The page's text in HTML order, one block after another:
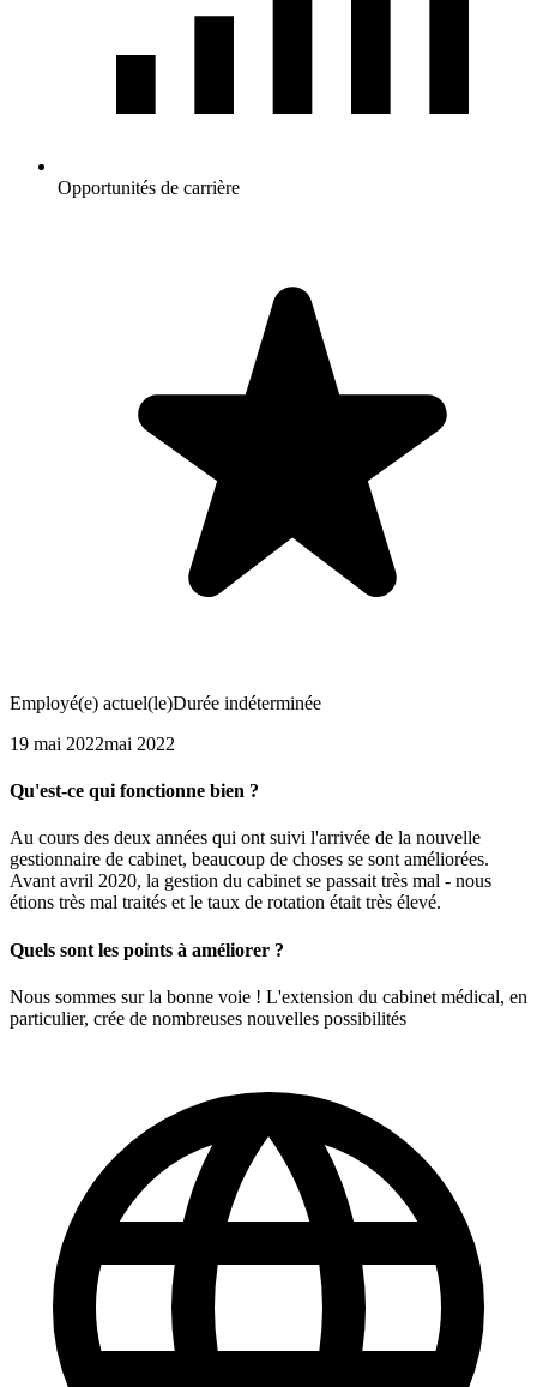
Opportunités de carrière
Employé(e) actuel(le)Durée indéterminée
19 mai 2022mai 2022
Qu'est-ce qui fonctionne bien ?
Au cours des deux années qui ont suivi l'arrivée de la nouvelle
gestionnaire de cabinet, beaucoup de choses se sont améliorées.
Avant avril 2020, la gestion du cabinet se passait très mal - nous
étions très mal traités et le taux de rotation était très élevé.
Quels sont les points à améliorer ?
Nous sommes sur la bonne voie ! L'extension du cabinet médical, en
particulier, crée de nombreuses nouvelles possibilités